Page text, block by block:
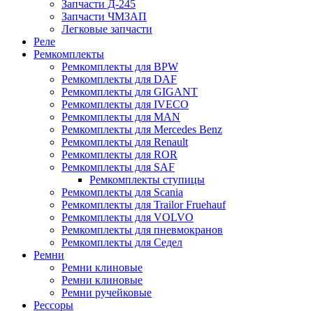
Запчасти Д-245
Запчасти ЧМЗАП
Легковые запчасти
Реле
Ремкомплекты
Ремкомплекты для BPW
Ремкомплекты для DAF
Ремкомплекты для GIGANT
Ремкомплекты для IVECO
Ремкомплекты для MAN
Ремкомплекты для Mercedes Benz
Ремкомплекты для Renault
Ремкомплекты для ROR
Ремкомплекты для SAF
Ремкомплекты ступицы
Ремкомплекты для Scania
Ремкомплекты для Trailor Fruehauf
Ремкомплекты для VOLVO
Ремкомплекты для пневмокранов
Ремкомплекты для Седел
Ремни
Ремни клиновые
Ремни клиновые
Ремни ручейковые
Рессоры